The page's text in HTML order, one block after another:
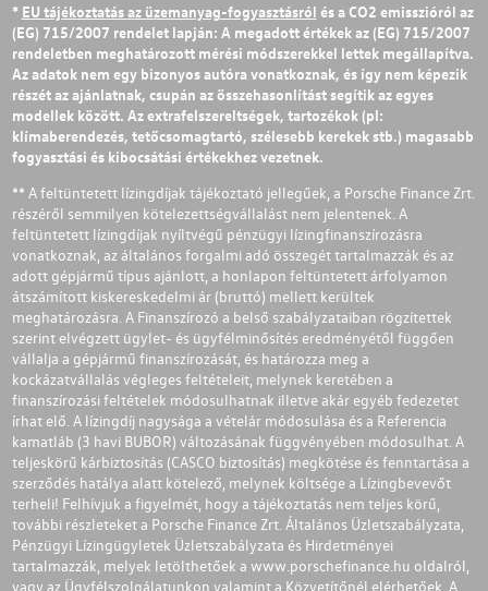
* EU tájékoztatás az üzemanyag-fogyasztásról és a CO2 emisszióról az
(EG) 715/2007 rendelet lapján: A megadott értékek az (EG) 715/2007
rendeletben meghatározott mérési módszerekkel lettek megállapítva.
Az adatok nem egy bizonyos autóra vonatkoznak, és így nem képezik
részét az ajánlatnak, csupán az összehasonlítást segítik az egyes
modellek között. Az extrafelszereltségek, tartozékok (pl:
klímaberendezés, tetőcsomagtartó, szélesebb kerekek stb.) magasabb
fogyasztási és kibocsátási értékekhez vezetnek.
** A feltüntetett lízingdíjak tájékoztató jellegűek, a Porsche Finance Zrt.
részéről semmilyen kötelezettségvállalást nem jelentenek. A
feltüntetett lízingdíjak nyíltvégű pénzügyi lízingfinanszírozásra
vonatkoznak, az általános forgalmi adó összegét tartalmazzák és az
adott gépjármű típus ajánlott, a honlapon feltüntetett árfolyamon
átszámított kiskereskedelmi ár (bruttó) mellett kerültek
meghatározásra. A Finanszírozó a belső szabályzataiban rögzítettek
szerint elvégzett ügylet- és ügyfélminősítés eredményétől függően
vállalja a gépjármű finanszírozását, és határozza meg a
kockázatvállalás végleges feltételeit, melynek keretében a
finanszírozási feltételek módosulhatnak illetve akár egyéb fedezetet
írhat elő. A lízingdíj nagysága a vételár módosulása és a Referencia
kamatláb (3 havi BUBOR) változásának függvényében módosulhat. A
teljeskörű kárbiztosítás (CASCO biztosítás) megkötése és fenntartása a
szerződés hatálya alatt kötelező, melynek költsége a Lízingbevevőt
terheli! Felhívjuk a figyelmét, hogy a tájékoztatás nem teljes körű,
további részleteket a Porsche Finance Zrt. Általános Üzletszabályzata,
Pénzügyi Lízingügyletek Üzletszabályzata és Hirdetményei
tartalmazzák, melyek letölthetőek a www.porschefinance.hu oldalról,
vagy az Ügyfélszolgálatunkon valamint a Közvetítőnél elérhetőek. A